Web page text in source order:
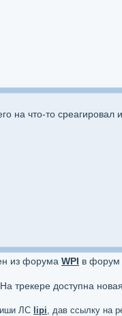
на что-то среагировал
из форума WPI в форум
трекере доступна
ЛС lipi, дав ссылку на